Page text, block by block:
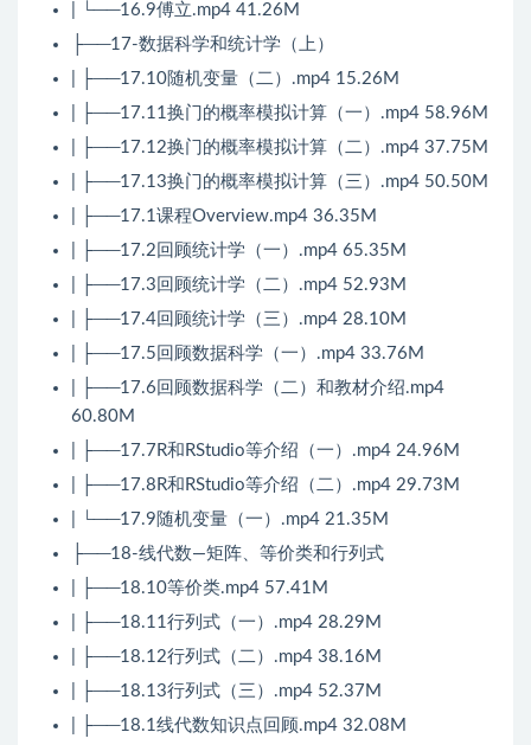
| └──16.9傅立.mp4 41.26M
├──17-数据科学和统计学（上）
| ├──17.10随机变量（二）.mp4 15.26M
| ├──17.11换门的概率模拟计算（一）.mp4 58.96M
| ├──17.12换门的概率模拟计算（二）.mp4 37.75M
| ├──17.13换门的概率模拟计算（三）.mp4 50.50M
| ├──17.1课程Overview.mp4 36.35M
| ├──17.2回顾统计学（一）.mp4 65.35M
| ├──17.3回顾统计学（二）.mp4 52.93M
| ├──17.4回顾统计学（三）.mp4 28.10M
| ├──17.5回顾数据科学（一）.mp4 33.76M
| ├──17.6回顾数据科学（二）和教材介绍.mp4
60.80M
| ├──17.7R和RStudio等介绍（一）.mp4 24.96M
| ├──17.8R和RStudio等介绍（二）.mp4 29.73M
| └──17.9随机变量（一）.mp4 21.35M
├──18-线代数—矩阵、等价类和行列式
| ├──18.10等价类.mp4 57.41M
| ├──18.11行列式（一）.mp4 28.29M
| ├──18.12行列式（二）.mp4 38.16M
| ├──18.13行列式（三）.mp4 52.37M
| ├──18.1线代数知识点回顾.mp4 32.08M